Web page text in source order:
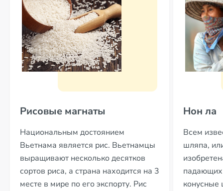
Рисовые магнаты
Национальным достоянием
Вьетнама является рис. Вьетнамцы
выращивают несколько десятков
сортов риса, а страна находится на 3
месте в мире по его экспорту. Рис
Нон ла
Всем
шляпа,
падающих